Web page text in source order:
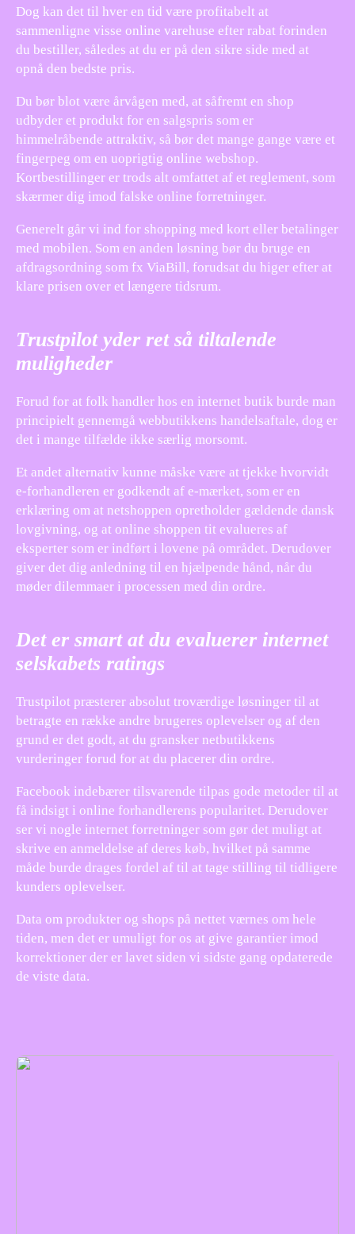
Dog kan det til hver en tid være profitabelt at
sammenligne visse online varehuse efter rabat forinden
du bestiller, således at du er på den sikre side med at
opnå den bedste pris.
Du bør blot være årvågen med, at såfremt en shop
udbyder et produkt for en salgspris som er
himmelråbende attraktiv, så bør det mange gange være et
fingerpeg om en uoprigtig online webshop.
Kortbestillinger er trods alt omfattet af et reglement, som
skærmer dig imod falske online forretninger.
Generelt går vi ind for shopping med kort eller betalinger
med mobilen. Som en anden løsning bør du bruge en
afdragsordning som fx ViaBill, forudsat du higer efter at
klare prisen over et længere tidsrum.
Trustpilot yder ret så tiltalende
muligheder
Forud for at folk handler hos en internet butik burde man
principielt gennemgå webbutikkens handelsaftale, dog er
det i mange tilfælde ikke særlig morsomt.
Et andet alternativ kunne måske være at tjekke hvorvidt
e-forhandleren er godkendt af e-mærket, som er en
erklæring om at netshoppen opretholder gældende dansk
lovgivning, og at online shoppen tit evalueres af
eksperter som er indført i lovene på området. Derudover
giver det dig anledning til en hjælpende hånd, når du
møder dilemmaer i processen med din ordre.
Det er smart at du evaluerer internet
selskabets ratings
Trustpilot præsterer absolut troværdige løsninger til at
betragte en række andre brugeres oplevelser og af den
grund er det godt, at du gransker netbutikkens
vurderinger forud for at du placerer din ordre.
Facebook indebærer tilsvarende tilpas gode metoder til at
få indsigt i online forhandlerens popularitet. Derudover
ser vi nogle internet forretninger som gør det muligt at
skrive en anmeldelse af deres køb, hvilket på samme
måde burde drages fordel af til at tage stilling til tidligere
kunders oplevelser.
Data om produkter og shops på nettet værnes om hele
tiden, men det er umuligt for os at give garantier imod
korrektioner der er lavet siden vi sidste gang opdaterede
de viste data.